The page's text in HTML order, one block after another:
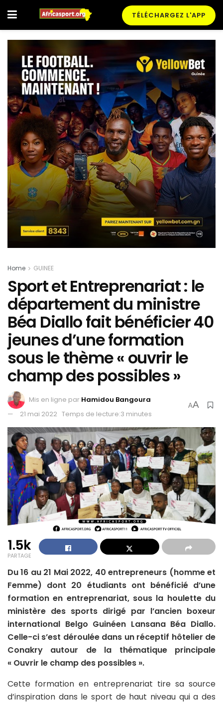
TÉLÉCHARGEZ L'APP
Home GUINEE
Sport et Entreprenariat : le
département du ministre
Béa Diallo fait bénéficier 40
jeunes d’une formation
sous le thème « ouvrir le
champ des possibles »
Mis en ligne par Hamidou Bangoura
21 mai 2022 Temps de lecture:3 minutes
AA
1.5k
PARTAGE
Du 16 au 21 Mai 2022, 40 entrepreneurs (homme et
Femme) dont 20 étudiants ont bénéficié d’une
formation en entreprenariat, sous la houlette du
ministère des sports dirigé par l’ancien boxeur
international Belgo Guinéen Lansana Béa Diallo.
Celle-ci s’est déroulée dans un réceptif hôtelier de
Conakry autour de la thématique principale
« Ouvrir le champ des possibles ».
Cette formation en entreprenariat tire sa source
d’inspiration dans le sport de haut niveau qui a des